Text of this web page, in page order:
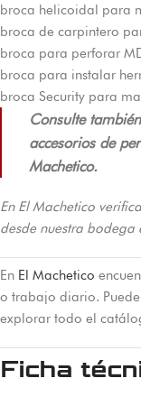
broca helicoidal para
broca de carpintero
broca para perforar
broca para instalar
broca Security para
Consulte
accesorios de
Machetico.
En El Machetico
desde nuestra bodega
En El Machetico
o trabajo diario.
explorar todo el
Ficha